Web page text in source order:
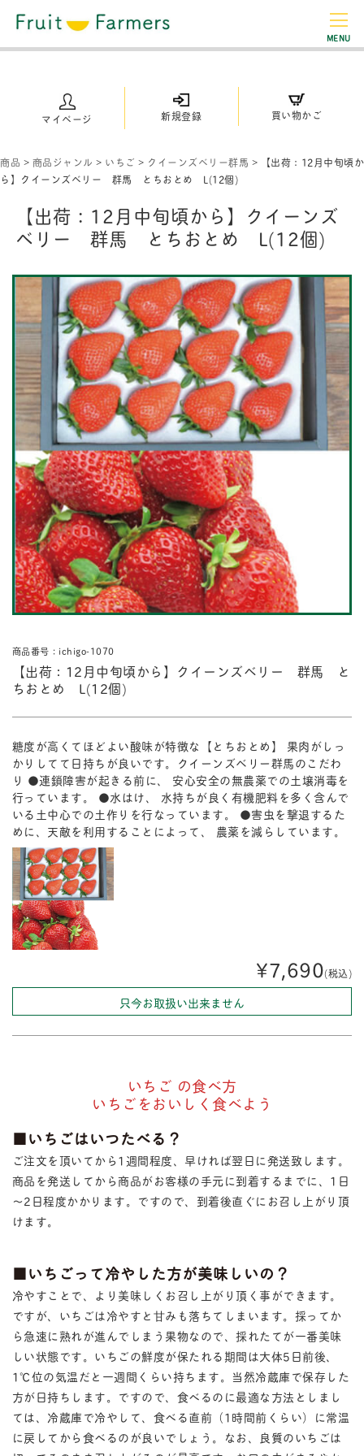
MENU
マイページ 新規登録 買い物かご
商品 > 商品ジャンル > いちご > クイーンズベリー群馬 >
【出荷：12月中旬頃か
ら】クイーンズベリー 群馬 とちおとめ L(12個)
【出荷：12月中旬頃から】クイーンズ
ベリー 群馬 とちおとめ L(12個)
商品番号：ichigo-1070
【出荷：12月中旬頃から】クイーンズベリー 群馬 と
ちおとめ L(12個)
糖度が高くてほどよい酸味が特徴な【とちおとめ】 果肉がしっ
かりしてて日持ちが良いです。クイーンズベリー群馬のこだわ
り ●連鎖障害が起きる前に、 安心安全の無農薬での土壌消毒を
行っています。 ●水はけ、 水持ちが良く有機肥料を多く含んで
いる土中心での土作りを行なっています。 ●害虫を撃退するた
めに、天敵を利用することによって、 農薬を減らしています。
¥7,690(税込)
只今お取扱い出来ません
いちご の食べ方
いちごをおいしく食べよう
■いちごはいつたべる？
ご注文を頂いてから1週間程度、早ければ翌日に発送致します。
商品を発送してから商品がお客様の手元に到着するまでに、1日
～2日程度かかります。ですので、到着後直ぐにお召し上がり頂
けます。
■いちごって冷やした方が美味しいの？
冷やすことで、より美味しくお召し上がり頂く事ができます。
ですが、いちごは冷やすと甘みも落ちてしまいます。採ってか
ら急速に熟れが進んでしまう果物なので、採れたてが一番美味
しい状態です。いちごの鮮度が保たれる期間は大体5日前後、
1℃位の気温だと一週間くらい持ちます。当然冷蔵庫で保存した
方が日持ちします。ですので、食べるのに最適な方法としまし
ては、冷蔵庫で冷やして、食べる直前（1時間前くらい）に常温
に戻してから食べるのが良いでしょう。なお、良質のいちごは